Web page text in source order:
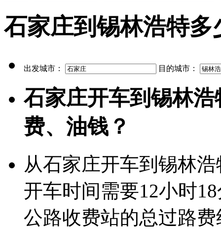
石家庄到锡林浩特多
出发城市： 目的城市：
石家庄开车到锡林
费、油钱？
从石家庄开车到锡林
开车时间需要12小时
公路收费站的总过路费